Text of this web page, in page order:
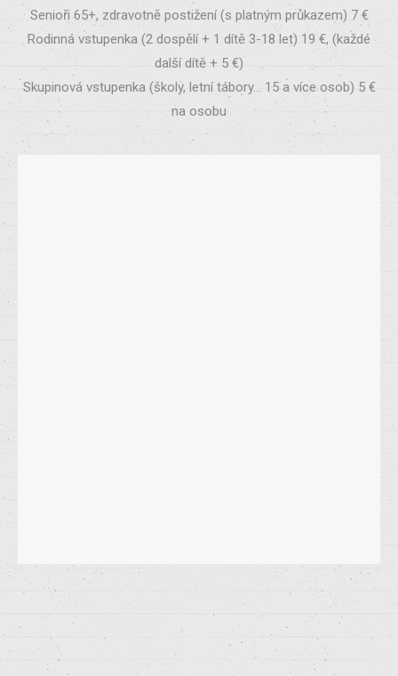
Senioři 65+, zdravotně postižení (s platným průkazem) 7 €
Rodinná vstupenka (2 dospělí + 1 dítě 3-18 let) 19 €, (každé
další dítě + 5 €)
Skupinová vstupenka (školy, letní tábory… 15 a více osob) 5 €
na osobu